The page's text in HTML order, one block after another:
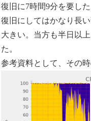
復旧に7時間9分を要し
復旧にしてはかなり長
大きい。当方も半日以
た。
参考資料として、その